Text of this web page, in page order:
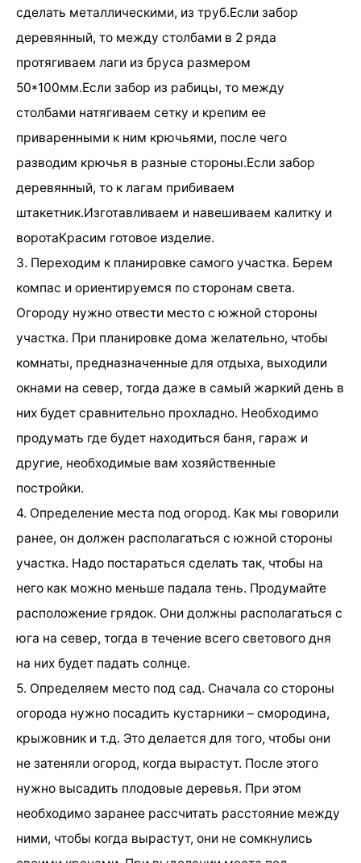
сделать металлическими, из труб.Если забор
деревянный, то между столбами в 2 ряда
протягиваем лаги из бруса размером
50*100мм.Если забор из рабицы, то между
столбами натягиваем сетку и крепим ее
приваренными к ним крючьями, после чего
разводим крючья в разные стороны.Если забор
деревянный, то к лагам прибиваем
штакетник.Изготавливаем и навешиваем калитку и
воротаКрасим готовое изделие.
3. Переходим к планировке самого участка. Берем
компас и ориентируемся по сторонам света.
Огороду нужно отвести место с южной стороны
участка. При планировке дома желательно, чтобы
комнаты, предназначенные для отдыха, выходили
окнами на север, тогда даже в самый жаркий день в
них будет сравнительно прохладно. Необходимо
продумать где будет находиться баня, гараж и
другие, необходимые вам хозяйственные
постройки.
4. Определение места под огород. Как мы говорили
ранее, он должен располагаться с южной стороны
участка. Надо постараться сделать так, чтобы на
него как можно меньше падала тень. Продумайте
расположение грядок. Они должны располагаться с
юга на север, тогда в течение всего светового дня
на них будет падать солнце.
5. Определяем место под сад. Сначала со стороны
огорода нужно посадить кустарники – смородина,
крыжовник и т.д. Это делается для того, чтобы они
не затеняли огород, когда вырастут. После этого
нужно высадить плодовые деревья. При этом
необходимо заранее рассчитать расстояние между
ними, чтобы когда вырастут, они не сомкнулись